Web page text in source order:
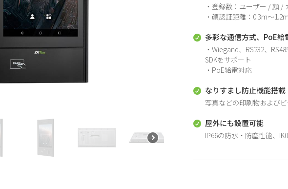
・登録数：ユーザー / 顔 /
・顔認証距離：0.3m～
 多彩な通信方式、PoE給
・Wiegand、RS232、
SDKをサポート
・PoE給電対応
 なりすまし防止機能搭載
写真などの印刷物および
 屋外にも設置可能
IP66の防水・防塵性能、